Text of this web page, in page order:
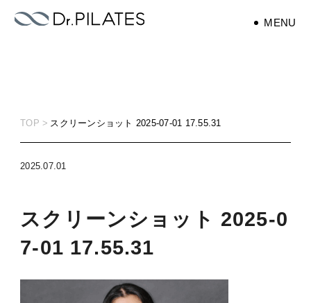
TOP スクリーンショット 2025-07-01 17.55.31
2025.07.01
スクリーンショット 2025-0
7-01 17.55.31
ピラティス
MENU